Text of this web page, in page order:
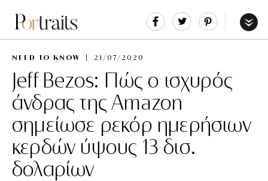
Share Tweet
NEED TO KNOW 21/07/2020
Jeff Bezos: Πώς ο ισχυρός
άνδρας της Αmazon
σημείωσε ρεκόρ ημερήσιων
κερδών ύψους 13 δισ.
δολαρίων